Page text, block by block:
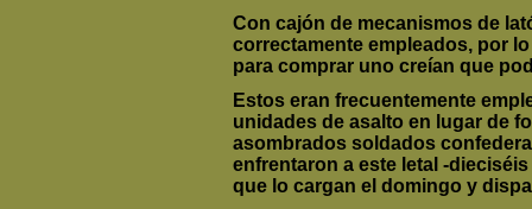
Con cajón de mecanismos de
correctamente empleados, por
para comprar uno creían que
Estos eran frecuentemente
unidades de asalto en lugar de
asombrados soldados
enfrentaron a este letal -
que lo cargan el domingo y